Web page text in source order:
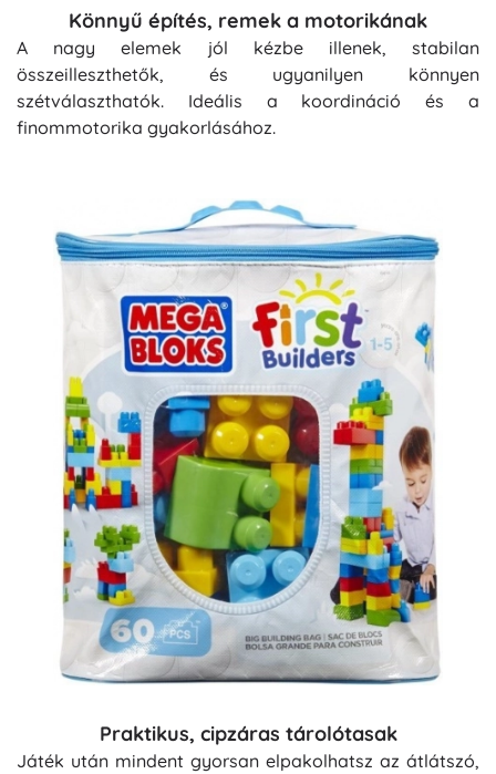
Könnyű építés, remek a motorikának
A nagy elemek jól kézbe illenek, stabilan
összeilleszthetők, és ugyanilyen könnyen
szétválaszthatók. Ideális a koordináció és a
finommotorika gyakorlásához.
Praktikus, cipzáras tárolótasak
Játék után mindent gyorsan elpakolhatsz az átlátszó,